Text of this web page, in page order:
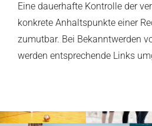
Eine dauerhafte Kontrolle der
konkrete Anhaltspunkte einer
zumutbar. Bei Bekanntwerden
werden entsprechende Links